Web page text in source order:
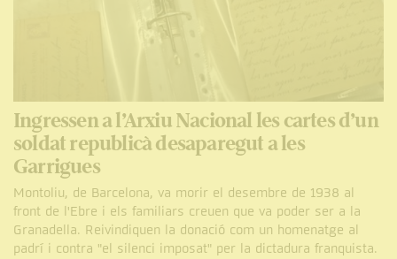
Ingressen a l’Arxiu Nacional les cartes d’un
soldat republicà desaparegut a les
Garrigues
Montoliu, de Barcelona, va morir el desembre de 1938 al
front de l'Ebre i els familiars creuen que va poder ser a la
Granadella. Reivindiquen la donació com un homenatge al
padrí i contra "el silenci imposat" per la dictadura franquista.